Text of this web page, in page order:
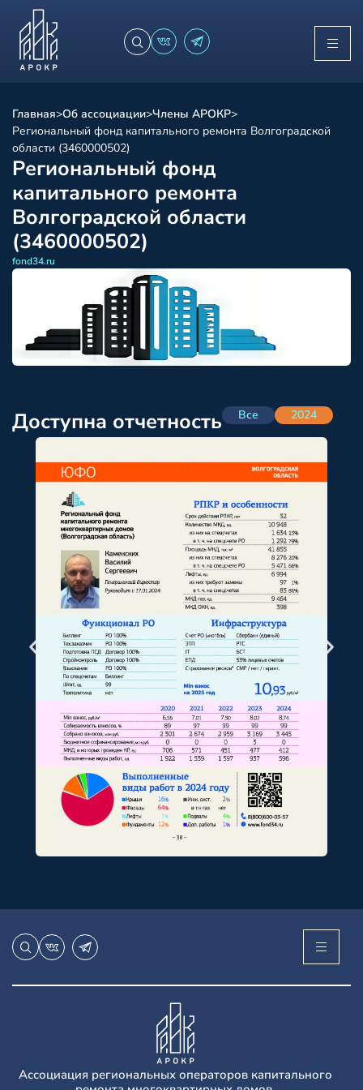
Главная>Об ассоциации>Члены АРОКР>
Региональный фонд капитального ремонта Волгоградской
области (3460000502)
Региональный фонд
капитального ремонта
Волгоградской области
(3460000502)
fond34.ru
Доступна отчетность Все 2024
Ассоциация региональных операторов капитального